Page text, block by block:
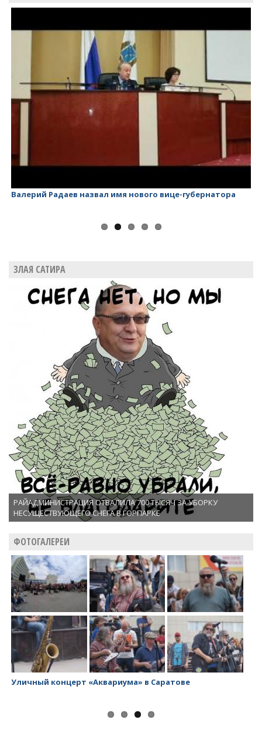
Валерий Радаев назвал имя нового вице-губернатора
ЗЛАЯ САТИРА
РАЙАДМИНИСТРАЦИЯ ОТВАЛИЛА 700 ТЫСЯЧ ЗА УБОРКУ
НЕСУЩЕСТВУЮЩЕГО СНЕГА В ГОРПАРКЕ
ФОТОГАЛЕРЕИ
Уличный концерт «Аквариума» в Саратове